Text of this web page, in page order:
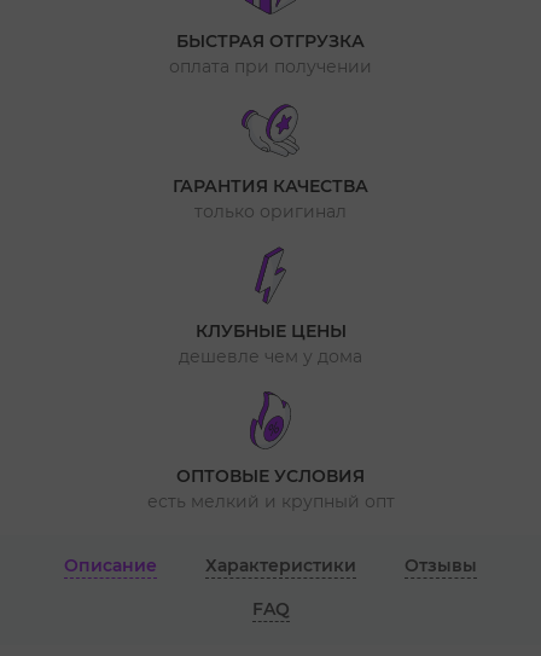
БЫСТРАЯ ОТГРУЗКА
оплата при получении
ГАРАНТИЯ КАЧЕСТВА
только оригинал
КЛУБНЫЕ ЦЕНЫ
дешевле чем у дома
ОПТОВЫЕ УСЛОВИЯ
есть мелкий и крупный опт
Описание Характеристики
Отзывы
FAQ